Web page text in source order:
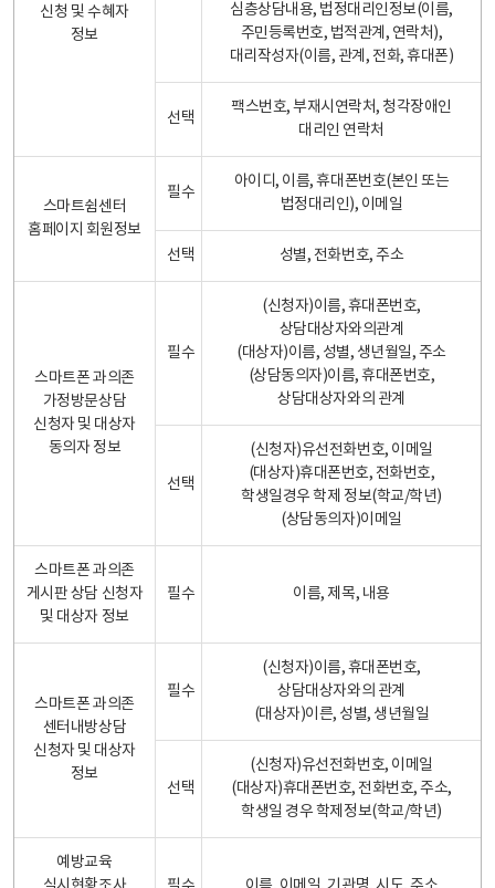
신청 및 수혜자
정보
심층상담내용, 법정대리인정보(이름,
주민등록번호, 법적관계, 연락처),
대리작성자(이름, 관계, 전화, 휴대폰)
선택
팩스번호, 부재시연락처, 청각장애인
대리인 연락처
스마트쉼센터
홈페이지 회원정보
필수
아이디, 이름, 휴대폰번호(본인 또는
법정대리인), 이메일
선택 성별, 전화번호, 주소
스마트폰 과의존
가정방문상담
신청자 및 대상자
동의자 정보
필수
(신청자)이름, 휴대폰번호,
상담대상자와의관계
(대상자)이름, 성별, 생년월일, 주소
(상담동의자)이름, 휴대폰번호,
상담대상자와의 관계
선택
(신청자)유선전화번호, 이메일
(대상자)휴대폰번호, 전화번호,
학생일경우 학제 정보(학교/학년)
(상담동의자)이메일
스마트폰 과의존
게시판 상담 신청자
및 대상자 정보
필수 이름, 제목, 내용
스마트폰 과의존
센터내방상담
신청자 및 대상자
정보
필수
(신청자)이름, 휴대폰번호,
상담대상자와의 관계
(대상자)이른, 성별, 생년월일
선택
(신청자)유선전화번호, 이메일
(대상자)휴대폰번호, 전화번호, 주소,
학생일 경우 학제정보(학교/학년)
예방교육